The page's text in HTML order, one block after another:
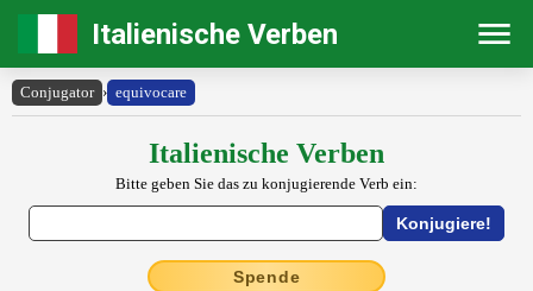
Italienische Verben
Conjugator › equivocare
Italienische Verben
Bitte geben Sie das zu konjugierende Verb ein:
Spende